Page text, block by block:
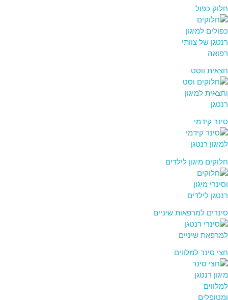
חלוק כפול
חצאית ווסט
סינר קידמי
חלוקים מיגון לילדים
סינרים למרפאות שיניים
חצי סינר למלווים